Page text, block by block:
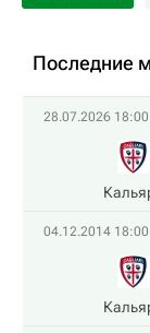
Последние
28.07.2026 18:00
04.12.2014 18:00